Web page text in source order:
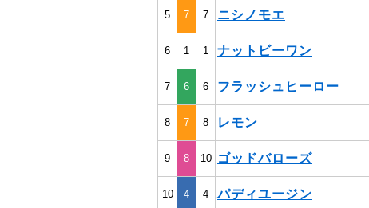
5 7 7 ニシノモエ
6 1 1 ナットビーワン
7 6 6 フラッシュヒーロー
8 7 8 レモン
9 8 10 ゴッドバローズ
10 4 4 パディユージン